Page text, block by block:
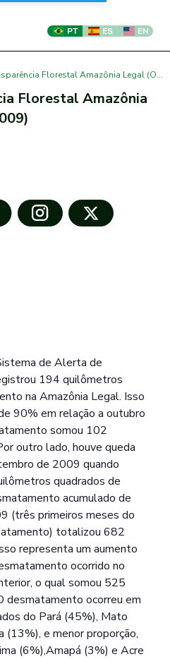
PT ES EN
Florestal Amazônia Legal (Outubro de 2009)
Florestal Amazônia
de Alerta de
194 quilômetros
na Amazônia Legal. Isso
90% em relação a outubro
somou 102
outro lado, houve queda
de 2009 quando
quadrados de
acumulado de
(três primeiros meses do
totalizou 682
representa um aumento
ocorrido no
o qual somou 525
desmatamento ocorreu em
do Pará (45%), Mato
(13%), e menor proporção,
(6%),Amapá (3%) e Acre